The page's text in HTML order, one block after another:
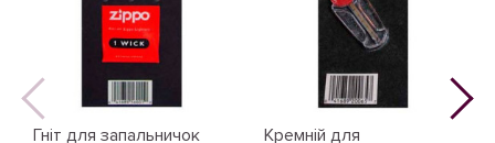
Гніт для запальничок
Кремній для